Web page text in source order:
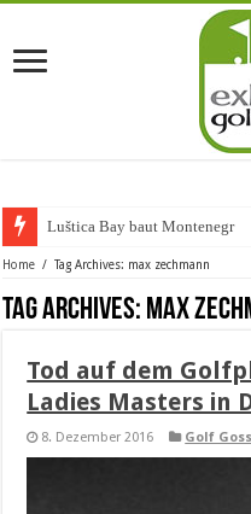
Luštica Bay baut Montenegros
Home / Tag Archives: max zechmann
Tag Archives: max
Tod auf dem
Ladies Masters in
8. Dezember 2016 Golf